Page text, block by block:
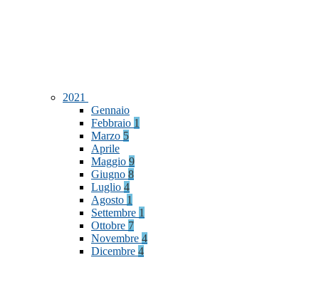
2021
Gennaio
Febbraio 1
Marzo 5
Aprile
Maggio 9
Giugno 8
Luglio 4
Agosto 1
Settembre 1
Ottobre 7
Novembre 4
Dicembre 4